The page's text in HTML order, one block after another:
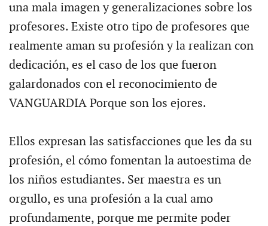
una mala imagen y generalizaciones sobre los
profesores. Existe otro tipo de profesores que
realmente aman su profesión y la realizan con
dedicación, es el caso de los que fueron
galardonados con el reconocimiento de
VANGUARDIA Porque son los ejores.
Ellos expresan las satisfacciones que les da su
profesión, el cómo fomentan la autoestima de
los niños estudiantes. Ser maestra es un
orgullo, es una profesión a la cual amo
profundamente, porque me permite poder